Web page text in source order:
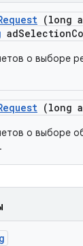
(long
adSelection
о выборе
(long
о выборе